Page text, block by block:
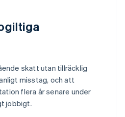
skatt utan tillräcklig
misstag, och att
flera år senare under
jobbigt.